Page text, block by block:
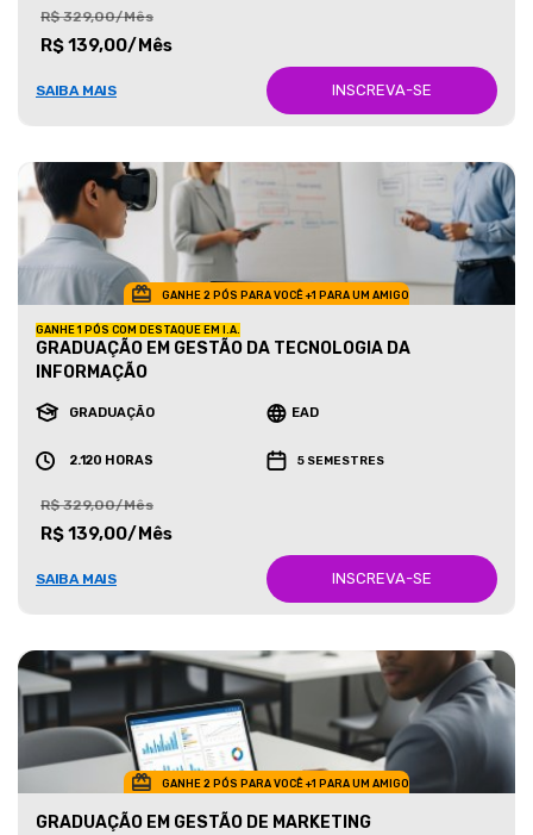
R$ 329,00/Mês
R$ 139,00/Mês
SAIBA MAIS INSCREVA-SE
GANHE 2 PÓS PARA VOCÊ +1 PARA UM AMIGO
GANHE 1 PÓS COM DESTAQUE EM I.A.
GRADUAÇÃO EM GESTÃO DA TECNOLOGIA DA
INFORMAÇÃO
GRADUAÇÃO EAD
2.120 HORAS 5 SEMESTRES
R$ 329,00/Mês
R$ 139,00/Mês
SAIBA MAIS INSCREVA-SE
GANHE 2 PÓS PARA VOCÊ +1 PARA UM AMIGO
GRADUAÇÃO EM GESTÃO DE MARKETING